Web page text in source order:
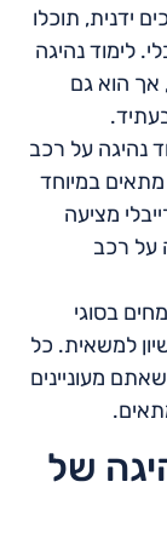
ידנית, תוכלו
לימוד נהיגה
אך הוא גם
נהיגה על רכב
מתאים במיוחד
מציעה
על רכב
בסוגי
למשאית. כל
מעוניינים
של